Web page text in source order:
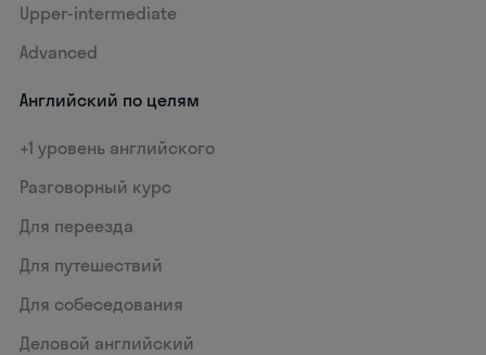
Upper-intermediate
Advanced
Английский по целям
+1 уровень английского
Разговорный курс
Для переезда
Для путешествий
Для собеседования
Деловой английский